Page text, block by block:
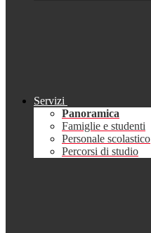
Servizi
Panoramica
Famiglie e studenti
Personale scolastico
Percorsi di studio